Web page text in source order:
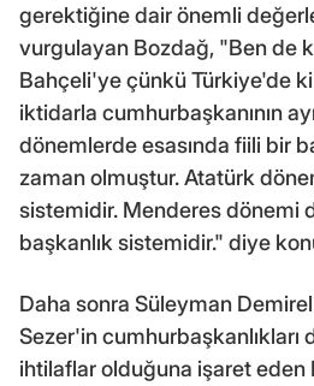
gerektiğine dair önemli
vurgulayan Bozdağ, "Ben de
Bahçeli'ye çünkü Türkiye'de
iktidarla cumhurbaşkanının
dönemlerde esasında fiili bir
zaman olmuştur. Atatürk
sistemidir. Menderes dönemi
başkanlık sistemidir." diye
Daha sonra Süleyman
Sezer'in cumhurbaşkanlıkları
ihtilaflar olduğuna işaret eden